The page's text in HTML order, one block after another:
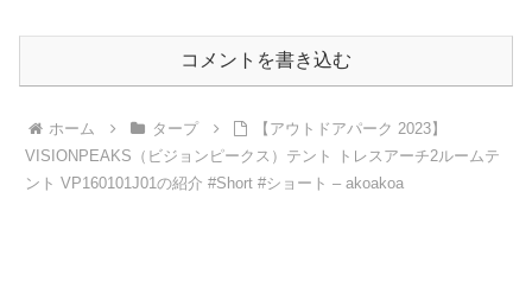
コメントを書き込む
ホーム タープ
【アウトドアパーク 2023】
VISIONPEAKS（ビジョンピークス）テント トレスアーチ2ルームテ
ント VP160101J01の紹介 #Short #ショート – akoakoa